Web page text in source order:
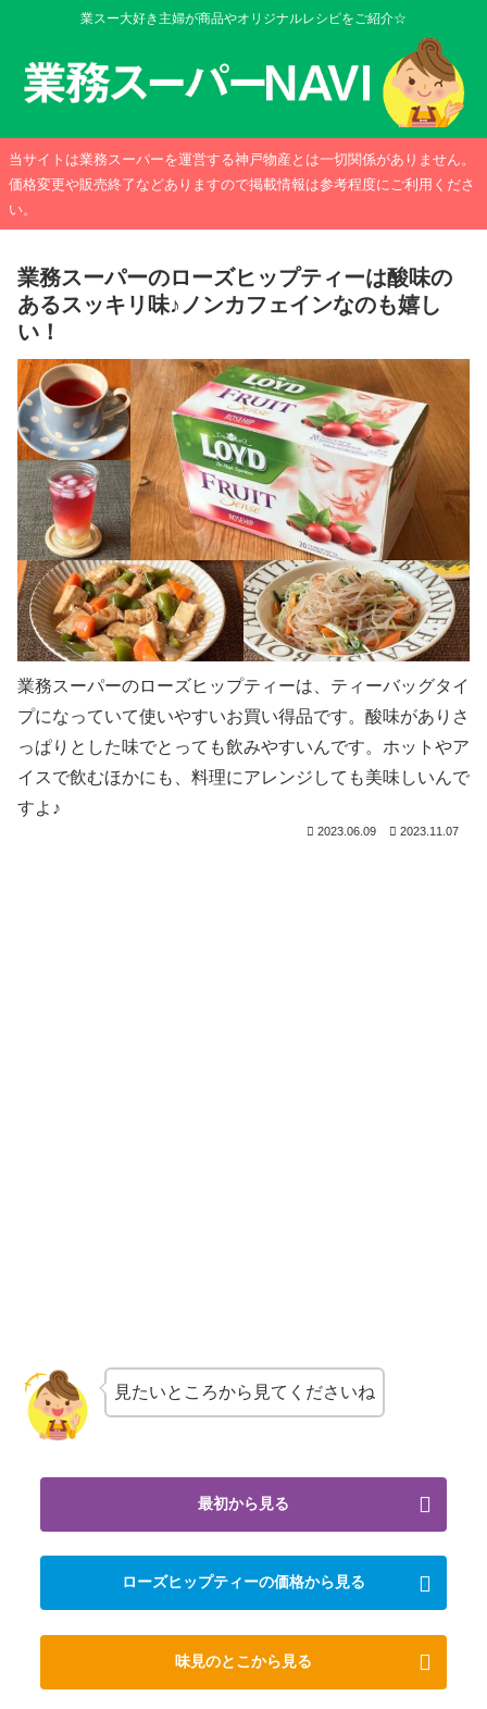
業スー大好き主婦が商品やオリジナルレシピをご紹介☆
当サイトは業務スーパーを運営する神戸物産とは一切関係がありません。
価格変更や販売終了などありますので掲載情報は参考程度にご利用くださ
い。
業務スーパーのローズヒップティーは酸味の
あるスッキリ味♪ノンカフェインなのも嬉し
い！
業務スーパーのローズヒップティーは、ティーバッグタイ
プになっていて使いやすいお買い得品です。酸味がありさ
っぱりとした味でとっても飲みやすいんです。ホットやア
イスで飲むほかにも、料理にアレンジしても美味しいんで
すよ♪
2023.06.09 2023.11.07
見たいところから見てくださいね
最初から見る
ローズヒップティーの価格から見る
味見のとこから見る